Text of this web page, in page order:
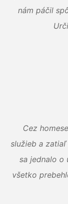
nám páčil
Cez
služieb a
sa jednalo o
všetko